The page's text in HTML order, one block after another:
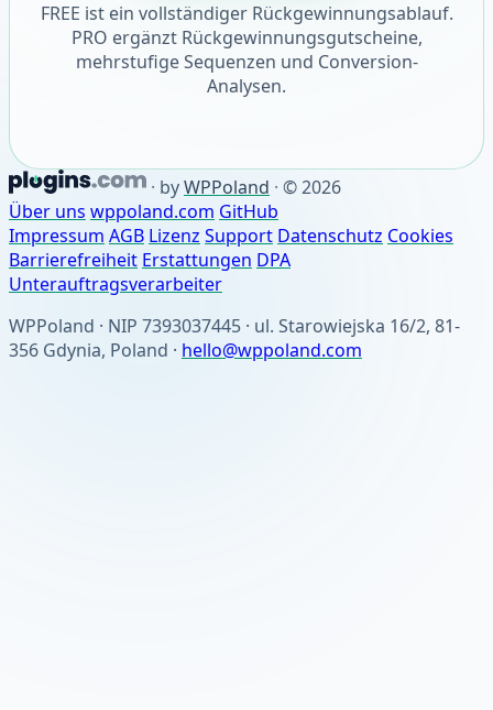
FREE ist ein vollständiger Rückgewinnungsablauf.
PRO ergänzt Rückgewinnungsgutscheine,
mehrstufige Sequenzen und Conversion-
Analysen.
· byWPPoland · © 2026
Über uns wppoland.com GitHub
Impressum AGB Lizenz Support Datenschutz Cookies
Barrierefreiheit Erstattungen DPA
Unterauftragsverarbeiter
WPPoland · NIP 7393037445 · ul. Starowiejska 16/2, 81-
356 Gdynia, Poland · hello@wppoland.com